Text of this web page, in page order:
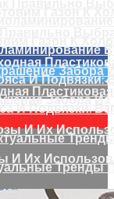
Забора
И Их
И Подвязки:
Тренды